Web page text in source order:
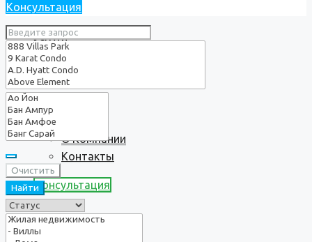
Услуги
О нас
О Компании
Контакты
Консультация
Консультация
Очистить
Найти